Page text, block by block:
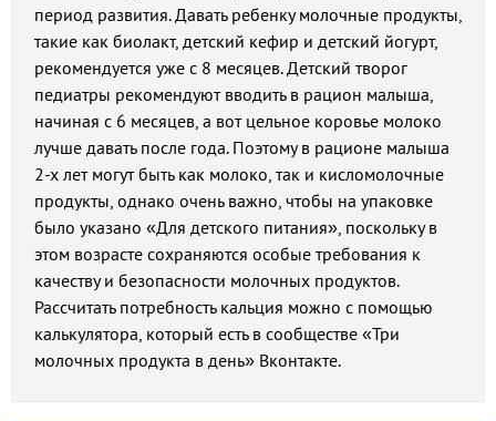
период развития. Давать ребенку молочные продукты,
такие как биолакт, детский кефир и детский йогурт,
рекомендуется уже с 8 месяцев. Детский творог
педиатры рекомендуют вводить в рацион малыша,
начиная с 6 месяцев, а вот цельное коровье молоко
лучше давать после года. Поэтому в рационе малыша
2-х лет могут быть как молоко, так и кисломолочные
продукты, однако очень важно, чтобы на упаковке
было указано «Для детского питания», поскольку в
этом возрасте сохраняются особые требования к
качеству и безопасности молочных продуктов.
Рассчитать потребность кальция можно с помощью
калькулятора, который есть в сообществе «Три
молочных продукта в день» Вконтакте.